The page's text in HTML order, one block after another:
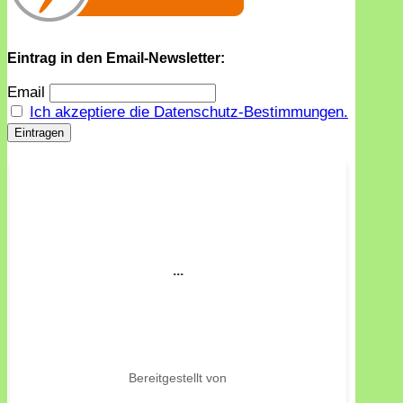
Eintrag in den Email-Newsletter:
Email
Ich akzeptiere die Datenschutz-Bestimmungen.